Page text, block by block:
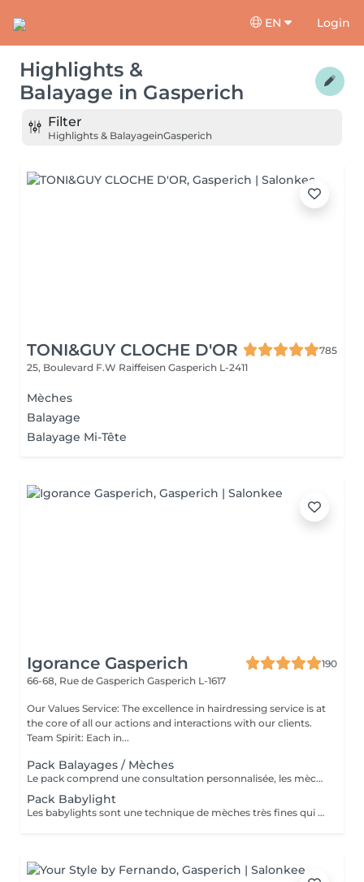
EN Login
Highlights &
Balayage in Gasperich
Filter
Highlights & BalayageinGasperich
TONI&GUY CLOCHE D'OR
785
25, Boulevard F.W Raiffeisen Gasperich L-2411
Mèches
Balayage
Balayage Mi-Tête
Igorance Gasperich
190
66-68, Rue de Gasperich Gasperich L-1617
Our Values Service: The excellence in hairdressing service is at
the core of all our actions and interactions with our clients.
Team Spirit: Each in...
Pack Balayages / Mèches
Le pack comprend une consultation personnalisée, les mèches avec les produits LOREAL PROFESSIONNEL, shampooing et conditionneur spécifiques REDKEN, le séchage et les produits de styling REDKEN. Option Coupe : la coupe IGORANCE, ( finition sur cheveux sec), le séchage et les produits de styling REDKEN. * Tarifs à titre indicatifs à confirmer après la consultation personnalisée établit auprès de votre coiffeur/stylist/spécialiste * La direction se réserve le droit d’apporter des modifications pour le bon fonctionnement du salon
Pack Babylight
Les babylights sont une technique de mèches très fines qui donne un résultat lumineux. Le pack comprend une consultation personnalisée, des babylights avec les produits LOREAL PROFESSIONNEL, shampooing et conditionneur spécifiques REDKEN, le séchage et les produits de styling REDKEN Option Coupe : la coupe IGORANCE, ( finition sur cheveux sec), le séchage et les produits de styling REDKEN. * Tarifs à titre indicatifs à confirmer après la consultation personnalisée établit auprès de votre coiffeur/stylist/spécialiste * La direction se réserve le droit d’apporter des modifications pour le bon fonctionnement du salon